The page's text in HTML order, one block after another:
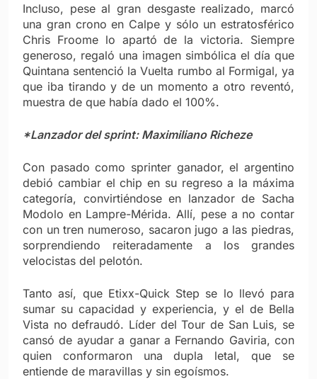
Incluso, pese al gran desgaste realizado, marcó
una gran crono en Calpe y sólo un estratosférico
Chris Froome lo apartó de la victoria. Siempre
generoso, regaló una imagen simbólica el día que
Quintana sentenció la Vuelta rumbo al Formigal, ya
que iba tirando y de un momento a otro reventó,
muestra de que había dado el 100%.
*Lanzador del sprint: Maximiliano Richeze
Con pasado como sprinter ganador, el argentino
debió cambiar el chip en su regreso a la máxima
categoría, convirtiéndose en lanzador de Sacha
Modolo en Lampre-Mérida. Allí, pese a no contar
con un tren numeroso, sacaron jugo a las piedras,
sorprendiendo reiteradamente a los grandes
velocistas del pelotón.
Tanto así, que Etixx-Quick Step se lo llevó para
sumar su capacidad y experiencia, y el de Bella
Vista no defraudó. Líder del Tour de San Luis, se
cansó de ayudar a ganar a Fernando Gaviria, con
quien conformaron una dupla letal, que se
entiende de maravillas y sin egoísmos.